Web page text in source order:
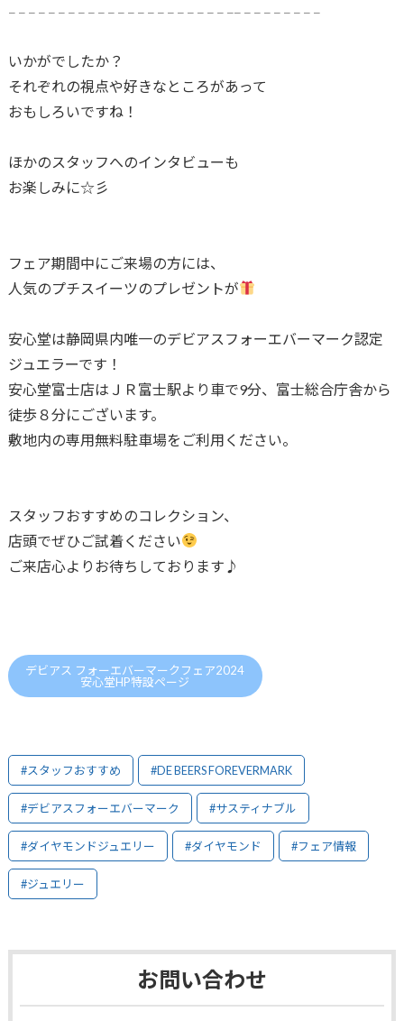
𓐄 𓐄 𓐄 𓐄 𓐄 𓐄 𓐄 𓐄 𓐄 𓐄 𓐄 𓐄 𓐄 𓐄 𓐄 𓐄 𓐄 𓐄 𓐄 𓐄 𓐄 𓐄 𓐄𓐄 𓐄 𓐄 𓐄 𓐄 𓐄 𓐄 𓐄 𓐄
いかがでしたか？
それぞれの視点や好きなところがあって
おもしろいですね！
ほかのスタッフへのインタビューも
お楽しみに☆彡
フェア期間中にご来場の方には、
人気のプチスイーツのプレゼントが
安心堂は静岡県内唯一のデビアスフォーエバーマーク認定
ジュエラーです！
安心堂富士店はＪＲ富士駅より車で9分、富士総合庁舎から
徒歩８分にございます。
敷地内の専用無料駐車場をご利用ください。
スタッフおすすめのコレクション、
店頭でぜひご試着ください
ご来店心よりお待ちしております♪
デビアス フォーエバーマークフェア2024
安心堂HP特設ページ
#スタッフおすすめ #DE BEERS FOREVERMARK
#デビアスフォーエバーマーク #サスティナブル
#ダイヤモンドジュエリー #ダイヤモンド #フェア情報
#ジュエリー
お問い合わせ